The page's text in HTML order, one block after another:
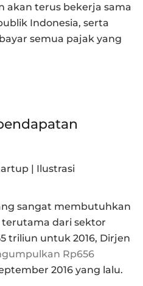
akan terus bekerja sama
Indonesia, serta
semua pajak yang
sangat membutuhkan
dari sektor
triliun untuk 2016, Dirjen
Rp656
2016 yang lalu.